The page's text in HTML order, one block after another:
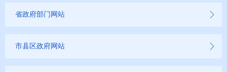
省政府部门网站
市县区政府网站